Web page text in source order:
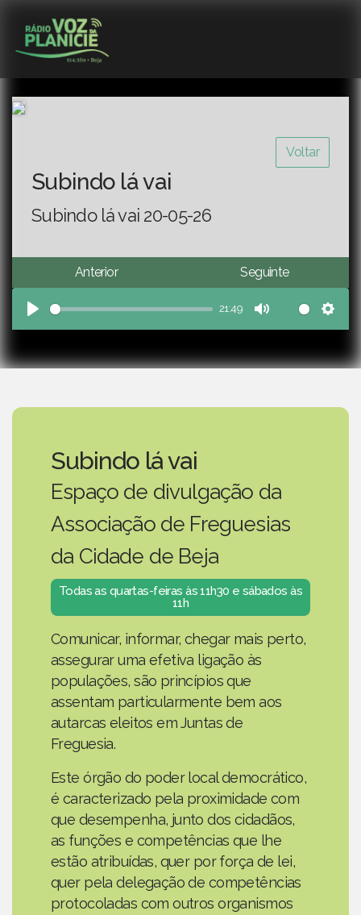
Voltar
Subindo lá vai
Subindo lá vai 20-05-26
Anterior Seguinte
Play
21:49
Mute
Subindo lá vai
Espaço de divulgação da
Associação de Freguesias
da Cidade de Beja
Todas as quartas-feiras às 11h30 e sábados às
11h
Comunicar, informar, chegar mais perto,
assegurar uma efetiva ligação às
populações, são princípios que
assentam particularmente bem aos
autarcas eleitos em Juntas de
Freguesia.
Este órgão do poder local democrático,
é caracterizado pela proximidade com
que desempenha, junto dos cidadãos,
as funções e competências que lhe
estão atribuídas, quer por força de lei,
quer pela delegação de competências
protocoladas com outros organismos